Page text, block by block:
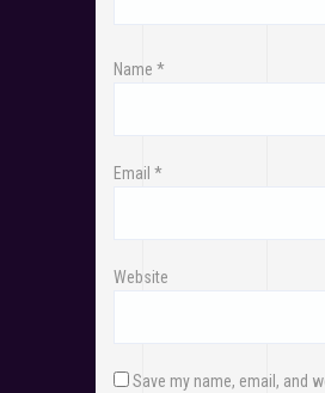
Name *
Email *
Website
Save my name, email, and